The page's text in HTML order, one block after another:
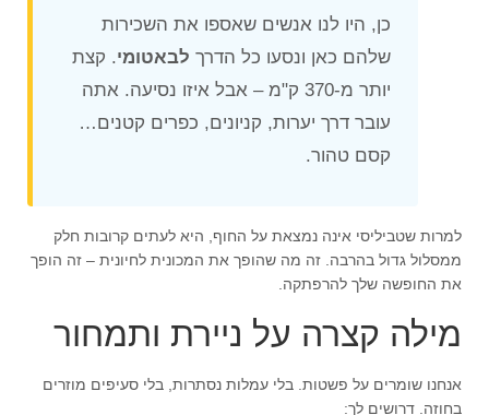
כן, היו לנו אנשים שאספו את השכירות
שלהם כאן ונסעו כל הדרך לבאטומי. קצת
יותר מ-370 ק"מ – אבל איזו נסיעה. אתה
עובר דרך יערות, קניונים, כפרים קטנים…
קסם טהור.
למרות שטביליסי אינה נמצאת על החוף, היא לעתים קרובות חלק
ממסלול גדול בהרבה. זה מה שהופך את המכונית לחיונית – זה הופך
את החופשה שלך להרפתקה.
מילה קצרה על ניירת ותמחור
אנחנו שומרים על פשטות. בלי עמלות נסתרות, בלי סעיפים מוזרים
בחוזה. דרושים לך: